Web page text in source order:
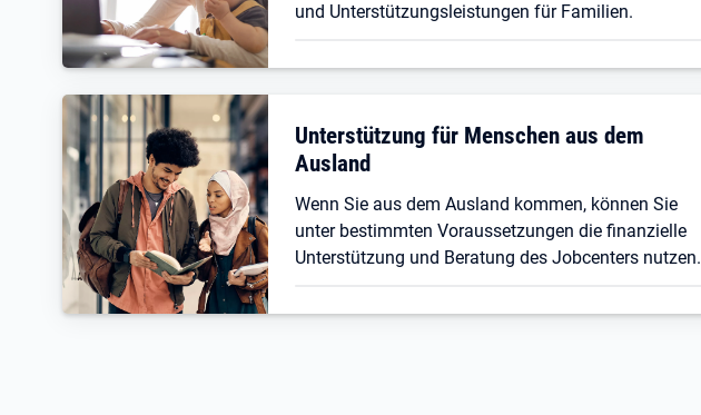
und Unterstützungsleistungen für Familien.
Unterstützung für Menschen aus dem
Ausland
Wenn Sie aus dem Ausland kommen, können Sie
unter bestimmten Voraussetzungen die finanzielle
Unterstützung und Beratung des Jobcenters nutzen.